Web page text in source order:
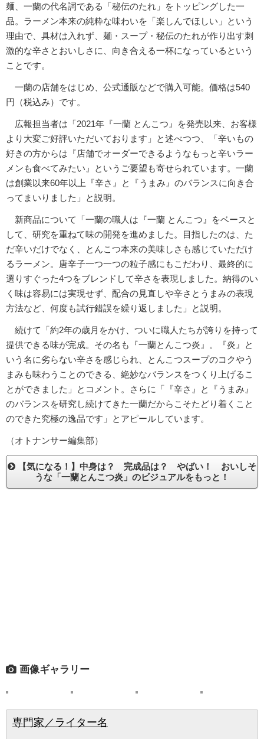
麺、一蘭の代名詞である「秘伝のたれ」をトッピングした一
品。ラーメン本来の純粋な味わいを「楽しんでほしい」という
理由で、具材は入れず、麺・スープ・秘伝のたれが作り出す刺
激的な辛さとおいしさに、向き合える一杯になっているという
ことです。
一蘭の店舗をはじめ、公式通販などで購入可能。価格は540
円（税込み）です。
広報担当者は「2021年『一蘭 とんこつ』を発売以来、お客様
より大変ご好評いただいております」と述べつつ、「辛いもの
好きの方からは『店舗でオーダーできるようなもっと辛いラー
メンも食べてみたい』というご要望も寄せられています。一蘭
は創業以来60年以上『辛さ』と『うまみ』のバランスに向き合
ってまいりました」と説明。
新商品について「一蘭の職人は『一蘭 とんこつ』をベースと
して、研究を重ねて味の開発を進めました。目指したのは、た
だ辛いだけでなく、とんこつ本来の美味しさも感じていただけ
るラーメン。唐辛子一つ一つの粒子感にもこだわり、最終的に
選りすぐった4つをブレンドして辛さを表現しました。納得のい
く味は容易には実現せず、配合の見直しや辛さとうまみの表現
方法など、何度も試行錯誤を繰り返しました」と説明。
続けて「約2年の歳月をかけ、ついに職人たちが誇りを持って
提供できる味が完成。その名も『一蘭とんこつ炎』。『炎』と
いう名に劣らない辛さを感じられ、とんこつスープのコクやう
まみも味わうことのできる、絶妙なバランスをつくり上げるこ
とができました」とコメント。さらに「『辛さ』と『うまみ』
のバランスを研究し続けてきた一蘭だからこそたどり着くこと
のできた究極の逸品です」とアピールしています。
（オトナンサー編集部）
【気になる！】中身は？ 完成品は？ やばい！ おいしそ
うな「一蘭とんこつ炎」のビジュアルをもっと！
画像ギャラリー
専門家／ライター名